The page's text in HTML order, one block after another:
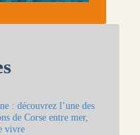
: découvrez l’une des
de Corse entre mer,
vivre